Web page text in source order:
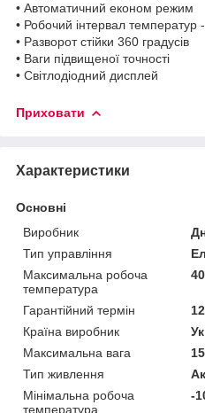
• Автоматичний економ режим
• Робочий інтервал температур
• Разворот стійки 360 градусів
• Ваги підвищеної точності
•
Приховати
Характеристики
Основні
Виробник
Тип управління
Максимальна робоча
температура
Гарантійний термін
Країна виробник
Максимальна вага
Тип живлення
Мінімальна робоча
температура
-